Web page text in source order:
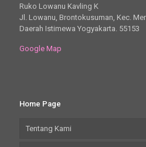
Ruko Lowanu Kavling K
Jl. Lowanu, Brontokusuman, Kec.
Daerah Istimewa Yogyakarta. 55153
Google Map
Home Page
Tentang Kami